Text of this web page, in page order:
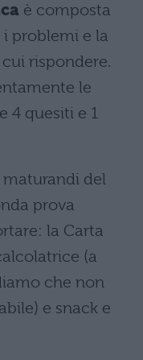
è composta
problemi e la
rispondere.
le
4 quesiti e 1
maturandi del
prova
la Carta
(a
che non
e snack e